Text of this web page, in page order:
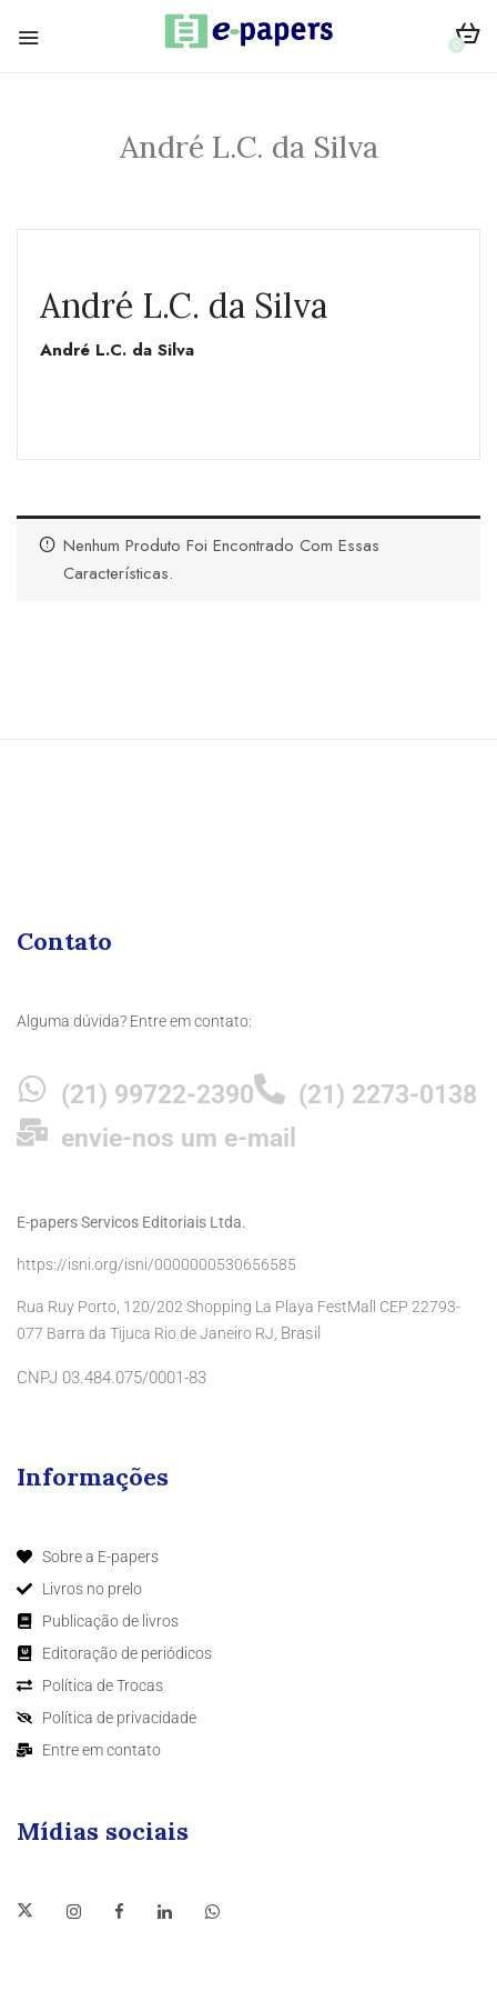
0
André L.C. da Silva
André L.C. da Silva
André L.C. da Silva
Nenhum Produto Foi Encontrado Com Essas
Características.
Contato
Alguma dúvida? Entre em contato:
(21) 99722-2390
(21) 2273-0138
envie-nos um e-mail
E-papers Servicos Editoriais Ltda.
https://isni.org/isni/0000000530656585
Rua Ruy Porto, 120/202 Shopping La Playa FestMall CEP 22793-
077 Barra da Tijuca Rio de Janeiro RJ, Brasil
CNPJ 03.484.075/0001-83
Informações
Sobre a E-papers
Livros no prelo
Publicação de livros
Editoração de periódicos
Política de Trocas
Política de privacidade
Entre em contato
Mídias sociais